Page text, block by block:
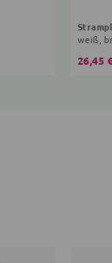
weiß,
26,45 €